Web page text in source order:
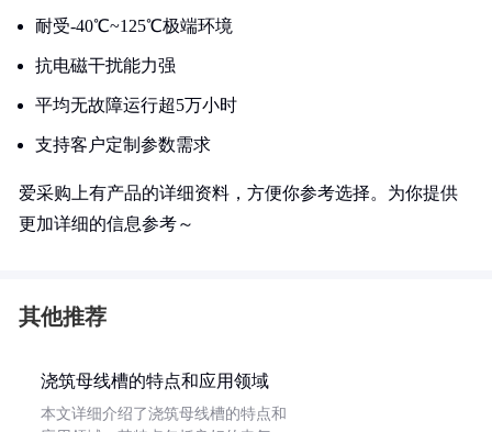
耐受-40℃~125℃极端环境
抗电磁干扰能力强
平均无故障运行超5万小时
支持客户定制参数需求
爱采购上有产品的详细资料，方便你参考选择。为你提供
更加详细的信息参考～
其他推荐
浇筑母线槽的特点和应用领域
本文详细介绍了浇筑母线槽的特点和